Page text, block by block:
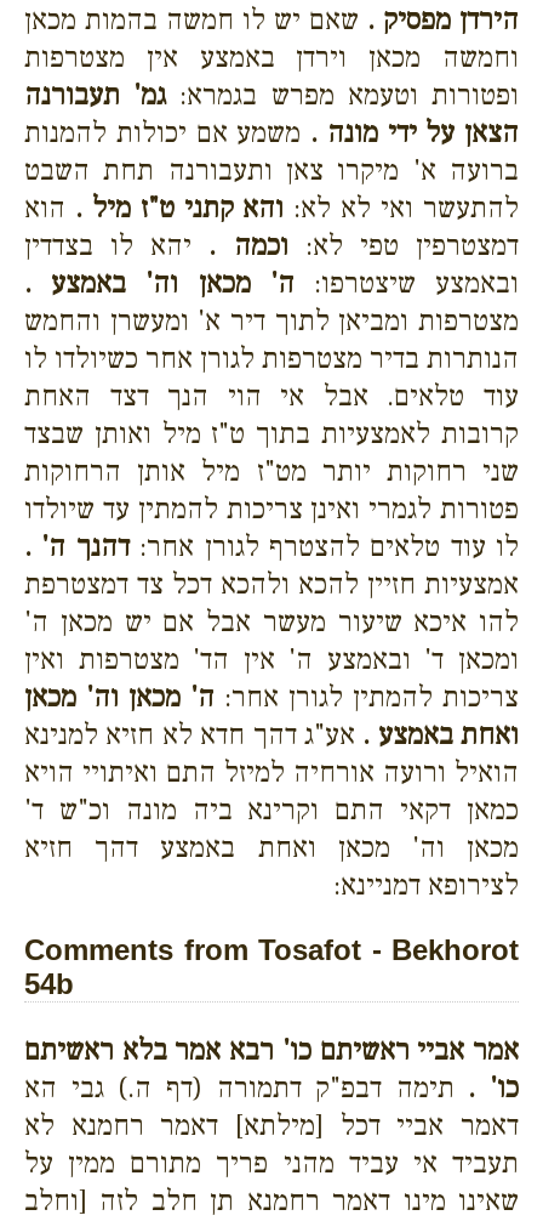
הירדן מפסיק . שאם יש לו חמשה בהמות מכאן
וחמשה מכאן וירדן באמצע אין מצטרפות
ופטורות וטעמא מפרש בגמרא:גמ' תעבורנה
הצאן על ידי מונה . משמע אם יכולות להמנות
ברועה א' מיקרו צאן ותעבורנה תחת השבט
להתעשר ואי לא לא: והא קתני ט"ז מיל . הוא
דמצטרפין טפי לא: וכמה . יהא לו בצדדין
ובאמצע שיצטרפו: ה' מכאן וה' באמצע .
מצטרפות ומביאן לתוך דיר א' ומעשרן והחמש
הנותרות בדיר מצטרפות לגורן אחר כשיולדו לו
עוד טלאים. אבל אי הוי הנך דצד האחת
קרובות לאמצעיות בתוך ט"ז מיל ואותן שבצד
שני רחוקות יותר מט"ז מיל אותן הרחוקות
פטורות לגמרי ואינן צריכות להמתין עד שיולדו
לו עוד טלאים להצטרף לגורן אחר:דהנך ה' .
אמצעיות חזיין להכא ולהכא דכל צד דמצטרפת
להו איכא שיעור מעשר אבל אם יש מכאן ה'
ומכאן ד' ובאמצע ה' אין הד' מצטרפות ואין
צריכות להמתין לגורן אחר: ה' מכאן וה' מכאן
ואחת באמצע . אע"ג דהך חדא לא חזיא למנינא
הואיל ורועה אורחיה למיזל התם ואיתויי הויא
כמאן דקאי התם וקרינא ביה מונה וכ"ש ד'
מכאן וה' מכאן ואחת באמצע דהך חזיא
לצירופא דמניינא:
Comments from Tosafot - Bekhorot
54b
אמר אביי ראשיתם כו' רבא אמר בלא ראשיתם
כו' . תימה דבפ"ק דתמורה (דף ה.) גבי הא
דאמר אביי דכל [מילתא] דאמר רחמנא לא
תעביד אי עביד מהני פריך מתורם ממין על
שאינו מינו דאמר רחמנא תן חלב לזה [וחלב